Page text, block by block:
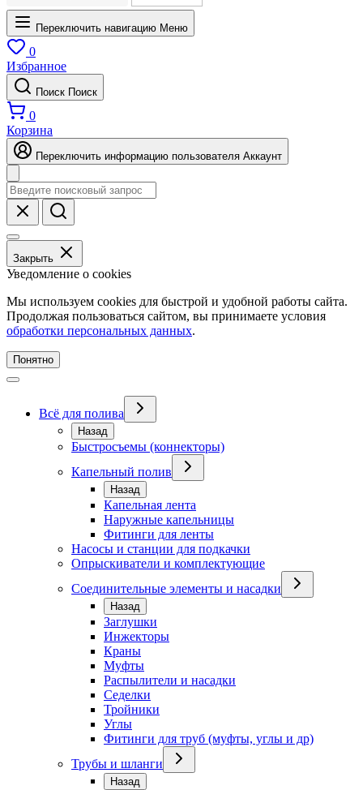
Переключить навигацию Меню
0
Избранное
Поиск Поиск
0
Корзина
Переключить информацию пользователя Аккаунт
Закрыть
Уведомление о cookies
Мы используем cookies для быстрой и удобной работы сайта.
Продолжая пользоваться сайтом, вы принимаете условия
обработки персональных данных.
Понятно
Всё для полива
Назад
Быстросъемы (коннекторы)
Капельный полив
Назад
Капельная лента
Наружные капельницы
Фитинги для ленты
Насосы и станции для подкачки
Опрыскиватели и комплектующие
Соединительные элементы и насадки
Назад
Заглушки
Инжекторы
Краны
Муфты
Распылители и насадки
Седелки
Тройники
Углы
Фитинги для труб (муфты, углы и др)
Трубы и шланги
Назад